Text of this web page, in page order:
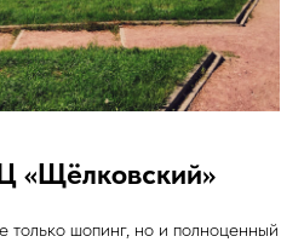
«Щёлковский»
шопинг, но и полноценный